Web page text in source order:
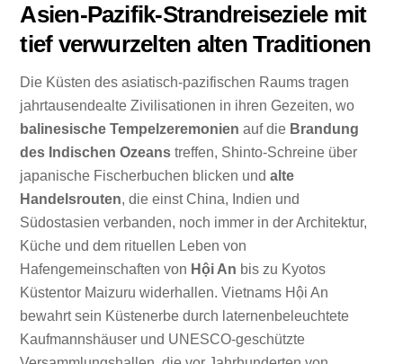
Asien-Pazifik-Strandreiseziele mit
tief verwurzelten alten Traditionen
Die Küsten des asiatisch-pazifischen Raums tragen
jahrtausendealte Zivilisationen in ihren Gezeiten, wo
balinesische Tempelzeremonien auf die Brandung
des Indischen Ozeans treffen, Shinto-Schreine über
japanische Fischerbuchen blicken undalte
Handelsrouten, die einst China, Indien und
Südostasien verbanden, noch immer in der Architektur,
Küche und dem rituellen Leben von
Hafengemeinschaften von Hội An bis zu Kyotos
Küstentor Maizuru widerhallen. Vietnams Hội An
bewahrt sein Küstenerbe durch laternenbeleuchtete
Kaufmannshäuser und UNESCO-geschützte